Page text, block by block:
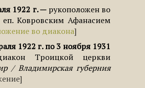
1922 г.
рукоположен во
еп. Ковровским Афанасием
во диакона
1922 г. по 3 ноября 1931
Троицкой церкви
/ Владимирская губерния